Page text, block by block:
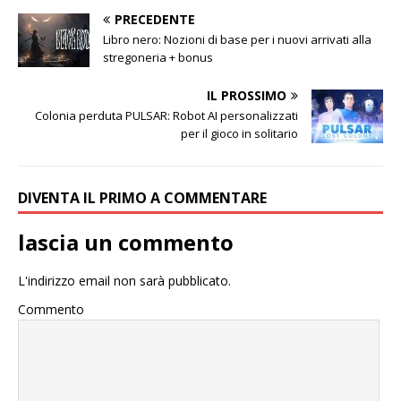
PRECEDENTE
Libro nero: Nozioni di base per i nuovi arrivati ​​alla
stregoneria + bonus
IL PROSSIMO
Colonia perduta PULSAR: Robot AI personalizzati
per il gioco in solitario
DIVENTA IL PRIMO A COMMENTARE
lascia un commento
L'indirizzo email non sarà pubblicato.
Commento